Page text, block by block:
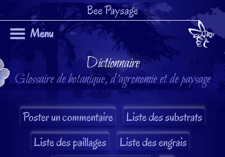
Bee Paysage
Menu
Dictionnaire
Glossaire de botanique, d'agronomie et de paysage
Liste des substrats
Liste des paillages
Liste des engrais